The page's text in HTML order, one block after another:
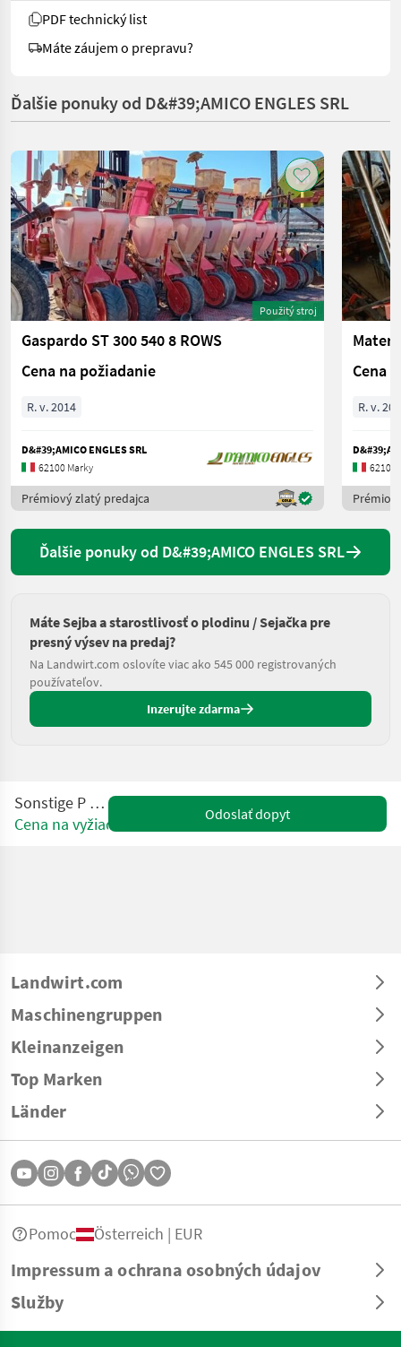
PDF technický list
Máte záujem o prepravu?
Ďalšie ponuky od D&#39;AMICO ENGLES SRL
Použitý stroj
Gaspardo ST 300 540 8 ROWS
Cena na požiadanie
R. v. 2014
D&#39;AMICO ENGLES SRL
62100 Marky
Prémiový zlatý predajca
Cena
R. v.
62100
Ďalšie ponuky od D&#39;AMICO ENGLES SRL
Máte Sejba a starostlivosť o plodinu / Sejačka pre
presný výsev na predaj?
Na Landwirt.com oslovíte viac ako 545 000 registrovaných
používateľov.
Inzerujte zdarma
Sonstige P 300
Cena na vyžiadanie
Odoslať dopyt
Landwirt.com
Maschinengruppen
Kleinanzeigen
Top Marken
Länder
Impressum a ochrana osobných údajov
Služby
Pomoc Österreich | EUR